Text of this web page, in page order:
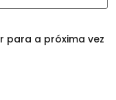
para a próxima vez